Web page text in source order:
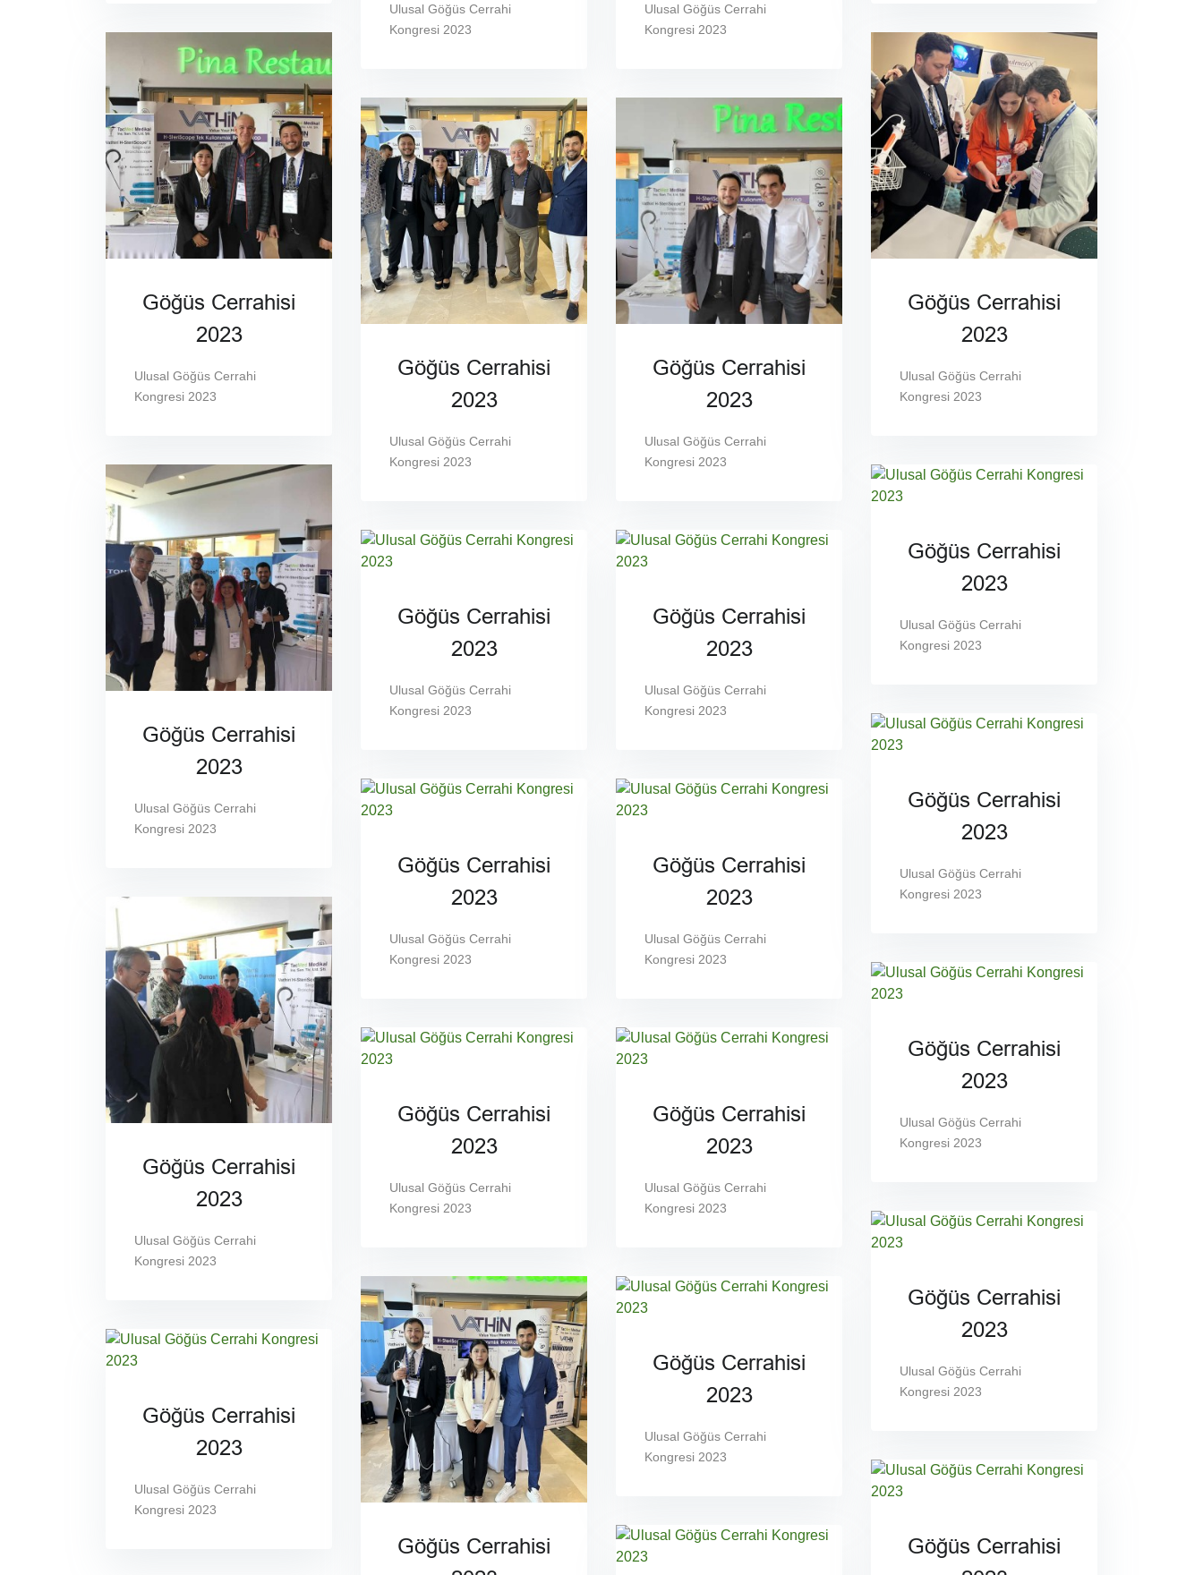
Göğüs Cerrahisi
2023
Ulusal Göğüs Cerrahi
Kongresi 2023
Göğüs Cerrahisi
2023
Ulusal Göğüs Cerrahi
Kongresi 2023
Göğüs Cerrahisi
2023
Ulusal Göğüs Cerrahi
Kongresi 2023
Göğüs Cerrahisi
2023
Ulusal Göğüs Cerrahi
Kongresi 2023
Ulusal Göğüs Cerrahi
Kongresi 2023
Göğüs Cerrahisi
2023
Ulusal Göğüs Cerrahi
Kongresi 2023
Göğüs Cerrahisi
2023
Ulusal Göğüs Cerrahi
Kongresi 2023
Göğüs Cerrahisi
2023
Ulusal Göğüs Cerrahi
Kongresi 2023
Göğüs Cerrahisi
2023
Ulusal Göğüs Cerrahi
Kongresi 2023
Göğüs Cerrahisi
Ulusal Göğüs Cerrahi
Kongresi 2023
Göğüs Cerrahisi
2023
Ulusal Göğüs Cerrahi
Kongresi 2023
Göğüs Cerrahisi
2023
Ulusal Göğüs Cerrahi
Kongresi 2023
Göğüs Cerrahisi
2023
Ulusal Göğüs Cerrahi
Kongresi 2023
Göğüs Cerrahisi
2023
Ulusal Göğüs Cerrahi
Kongresi 2023
Göğüs Cerrahisi
2023
Ulusal Göğüs Cerrahi
Kongresi 2023
Göğüs Cerrahisi
2023
Ulusal Göğüs Cerrahi
Kongresi 2023
Göğüs Cerrahisi
2023
Ulusal Göğüs Cerrahi
Kongresi 2023
Göğüs Cerrahisi
2023
Ulusal Göğüs Cerrahi
Kongresi 2023
Göğüs Cerrahisi
2023
Ulusal Göğüs Cerrahi
Kongresi 2023
Göğüs Cerrahisi
2023
Ulusal Göğüs Cerrahi
Kongresi 2023
Göğüs Cerrahisi